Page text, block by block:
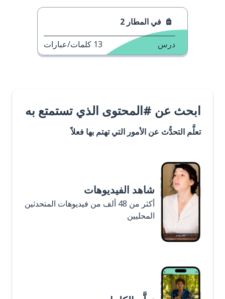
في المطار 2
درس 13 كلمات/عبارات
ابحث عن #المحتوى الذي تستمتع به
تعلَّم التحدُّث عن الأمور التي تهتم بها فعلاً
شاهد الفيديوهات
أكثر من 48 ألف من فيديوهات المتحدثين
المحليين